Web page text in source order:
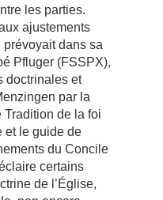
les parties.
ajustements
dans sa
Pfluger (FSSPX),
doctrinales et
par la
Tradition de la foi
et le guide de
du Concile
certains
de l’Église,